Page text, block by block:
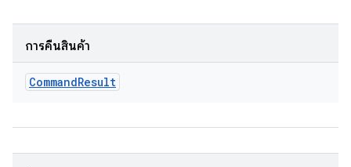
การคืนสินค้า
CommandResult